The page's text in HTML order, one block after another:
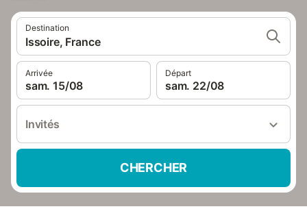
Destination
Issoire, France
Arrivée
sam. 15/08
Départ
sam. 22/08
Invités
CHERCHER